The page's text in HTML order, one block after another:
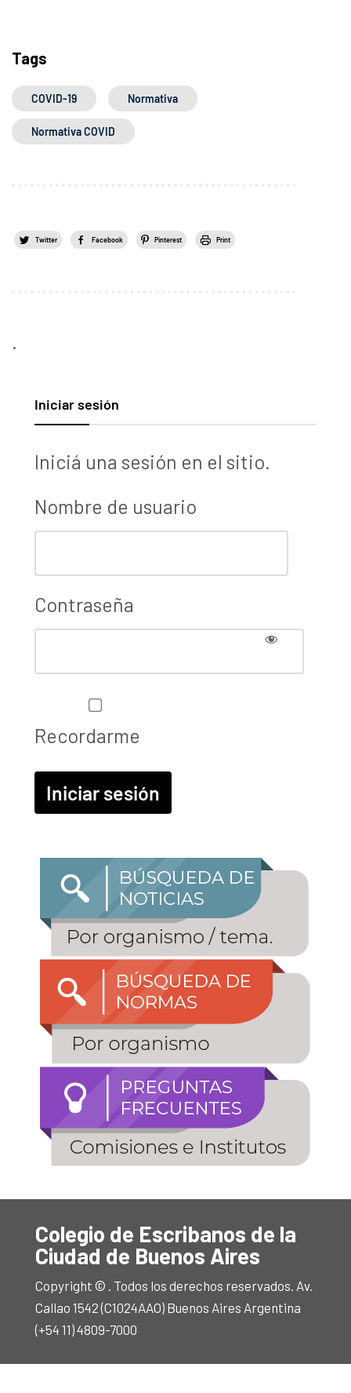
Tags
COVID-19 Normativa
Normativa COVID
Twitter Facebook Pinterest Print
.
Iniciar sesión
Iniciá una sesión en el sitio.
Nombre de usuario
Contraseña
Recordarme
Colegio de Escribanos de la
Ciudad de Buenos Aires
Copyright © . Todos los derechos reservados. Av.
Callao 1542 (C1024AAO) Buenos Aires Argentina
(+54 11) 4809-7000